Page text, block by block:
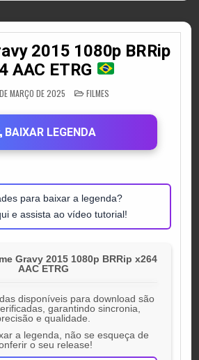
2015 1080p BRRip
AAC ETRG
MARÇO DE 2025 POSTED
IN
FILMES
BAIXAR LEGENDA
para baixar a legenda?
e assista ao vídeo tutorial!
Gravy 2015 1080p BRRip x264
AAC ETRG
disponíveis para download são
garantindo sincronia,
e qualidade.
a legenda, não se esqueça de
o seu release!